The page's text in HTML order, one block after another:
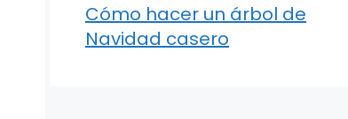
Cómo hacer un árbol de
Navidad casero